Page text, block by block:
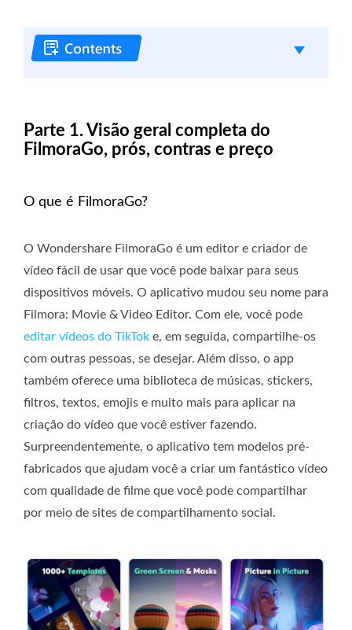
Parte 1. Visão geral completa do
FilmoraGo, prós, contras e preço
O que é FilmoraGo?
O Wondershare FilmoraGo é um editor e criador de
vídeo fácil de usar que você pode baixar para seus
dispositivos móveis. O aplicativo mudou seu nome para
Filmora: Movie & Video Editor. Com ele, você pode
editar vídeos do TikTok e, em seguida, compartilhe-os
com outras pessoas, se desejar. Além disso, o app
também oferece uma biblioteca de músicas, stickers,
filtros, textos, emojis e muito mais para aplicar na
criação do vídeo que você estiver fazendo.
Surpreendentemente, o aplicativo tem modelos pré-
fabricados que ajudam você a criar um fantástico vídeo
com qualidade de filme que você pode compartilhar
por meio de sites de compartilhamento social.